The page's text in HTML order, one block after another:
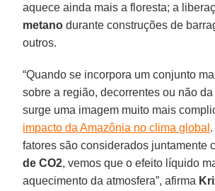
aquece ainda mais a floresta; a
metano durante construções de
outros.
“Quando se incorpora um conjunto
sobre a região, decorrentes ou não
surge uma imagem muito mais
impacto da Amazônia no clima global
fatores são considerados juntamente
de CO2, vemos que o efeito líquido
aquecimento da atmosfera”, afirma